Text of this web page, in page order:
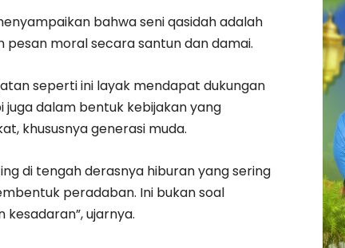
bahwa seni qasidah adalah
moral secara santun dan damai.
seperti ini layak mendapat dukungan
juga dalam bentuk kebijakan yang
khususnya generasi muda.
di tengah derasnya hiburan yang sering
peradaban. Ini bukan soal
ujarnya.